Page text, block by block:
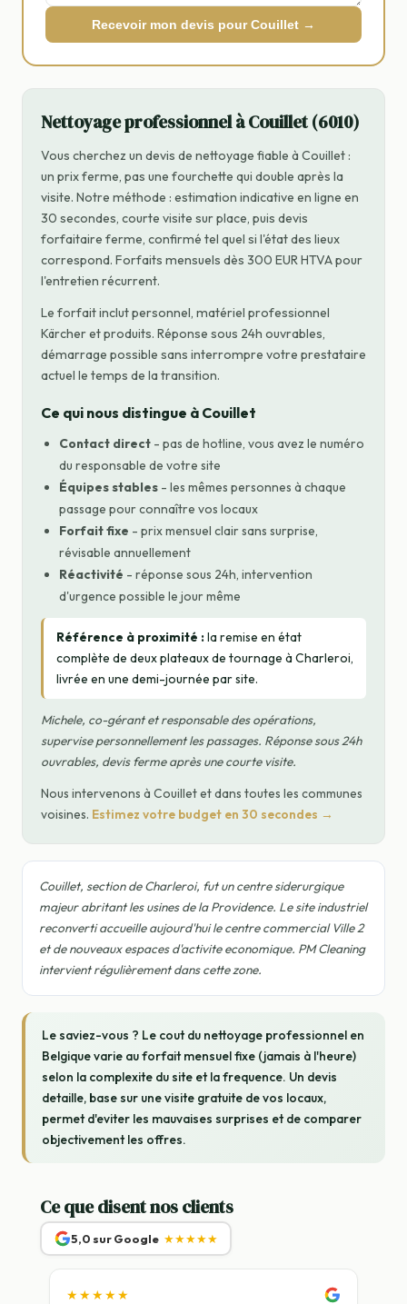
Recevoir mon devis pour Couillet →
Nettoyage professionnel à Couillet (6010)
Vous cherchez un devis de nettoyage fiable à Couillet :
un prix ferme, pas une fourchette qui double après la
visite. Notre méthode : estimation indicative en ligne en
30 secondes, courte visite sur place, puis devis
forfaitaire ferme, confirmé tel quel si l'état des lieux
correspond. Forfaits mensuels dès 300 EUR HTVA pour
l'entretien récurrent.
Le forfait inclut personnel, matériel professionnel
Kärcher et produits. Réponse sous 24h ouvrables,
démarrage possible sans interrompre votre prestataire
actuel le temps de la transition.
Ce qui nous distingue à Couillet
Contact direct - pas de hotline, vous avez le numéro
du responsable de votre site
Équipes stables - les mêmes personnes à chaque
passage pour connaître vos locaux
Forfait fixe - prix mensuel clair sans surprise,
révisable annuellement
Réactivité - réponse sous 24h, intervention
d'urgence possible le jour même
Référence à proximité :la remise en état
complète de deux plateaux de tournage à Charleroi,
livrée en une demi-journée par site.
Michele, co-gérant et responsable des opérations,
supervise personnellement les passages. Réponse sous 24h
ouvrables, devis ferme après une courte visite.
Nous intervenons à Couillet et dans toutes les communes
voisines. Estimez votre budget en 30 secondes →
Couillet, section de Charleroi, fut un centre siderurgique
majeur abritant les usines de la Providence. Le site industriel
reconverti accueille aujourd'hui le centre commercial Ville 2
et de nouveaux espaces d'activite economique. PM Cleaning
intervient régulièrement dans cette zone.
Le saviez-vous ? Le cout du nettoyage professionnel en
Belgique varie au forfait mensuel fixe (jamais à l'heure)
selon la complexite du site et la frequence. Un devis
detaille, base sur une visite gratuite de vos locaux,
permet d'eviter les mauvaises surprises et de comparer
objectivement les offres.
Ce que disent nos clients
5,0 sur Google ★★★★★
★★★★★